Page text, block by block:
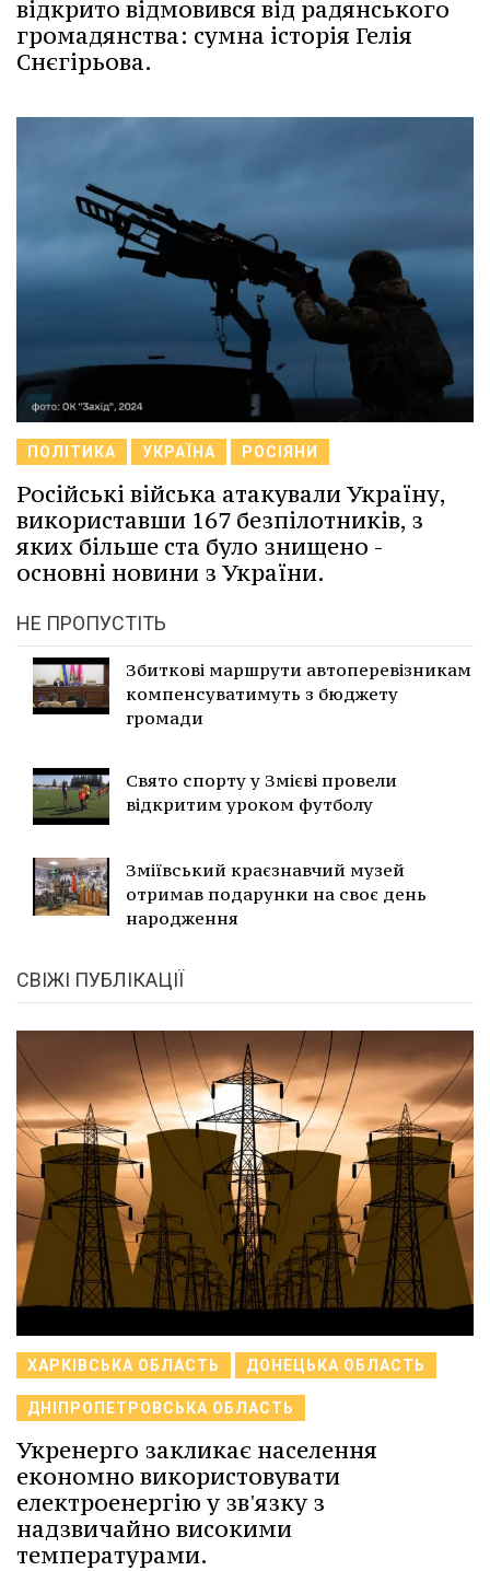
відкрито відмовився від радянського
громадянства: сумна історія Гелія
Снєгірьова.
ПОЛІТИКА УКРАЇНА РОСІЯНИ
Російські війська атакували Україну,
використавши 167 безпілотників, з
яких більше ста було знищено -
основні новини з України.
НЕ ПРОПУСТІТЬ
Збиткові маршрути автоперевізникам
компенсуватимуть з бюджету
громади
Свято спорту у Змієві провели
відкритим уроком футболу
Зміївський краєзнавчий музей
отримав подарунки на своє день
народження
СВІЖІ ПУБЛІКАЦІЇ
ХАРКІВСЬКА ОБЛАСТЬ ДОНЕЦЬКА ОБЛАСТЬ
ДНІПРОПЕТРОВСЬКА ОБЛАСТЬ
Укренерго закликає населення
економно використовувати
електроенергію у зв'язку з
надзвичайно високими
температурами.